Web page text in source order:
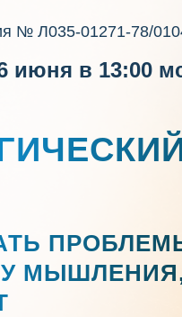
№ Л035-01271-78/
июня в 13:00